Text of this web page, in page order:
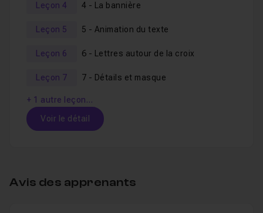
Leçon 4 4 - La bannière
Leçon 5 5 - Animation du texte
Leçon 6 6 - Lettres autour de la croix
Leçon 7 7 - Détails et masque
+ 1 autre leçon…
Voir le détail
Avis des apprenants